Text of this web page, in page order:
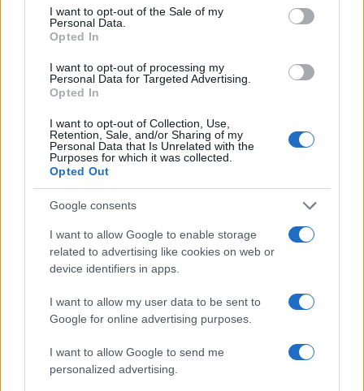
I want to opt-out of the Sale of my
Personal Data.
Opted In
I want to opt-out of processing my
Personal Data for Targeted Advertising.
Opted In
I want to opt-out of Collection, Use,
Retention, Sale, and/or Sharing of my
Personal Data that Is Unrelated with the
Purposes for which it was collected.
Opted Out
Google consents
I want to allow Google to enable storage
related to advertising like cookies on web or
device identifiers in apps.
I want to allow my user data to be sent to
Google for online advertising purposes.
I want to allow Google to send me
personalized advertising.
Comunisti Padani. Il primo atto che ha fatto da
ministro è stato il Ponte sullo Stretto. Ma cosa
hanno le corriere che non vanno, gli ospedali e le
scuole che non funzionano. Non c’è l’acqua.
Bisognava aggiustare prima altre cose. Insomma,
Salvini fa una politica di sinistra. Infatti Zaia non lo
sopporta più.
Alcuni rumour riportano che sarà Del Debbio il
vostro candidato a Milano. Cosa può dirci a
riguardo?
Del Debbio è il candidato principale, poi vedremo
il Generale cosa vorrà fare. Del Debbio è un
candidato possibile perché intelligente, capace e
conosciuto. Il punto è proporre un candidato
inclusivo. È molto buono anche Giovanni Terzi,